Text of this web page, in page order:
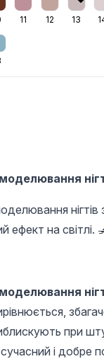
11 12 13
UAH
для нігтів OPI
180
ефект на світлі.
при
і добре